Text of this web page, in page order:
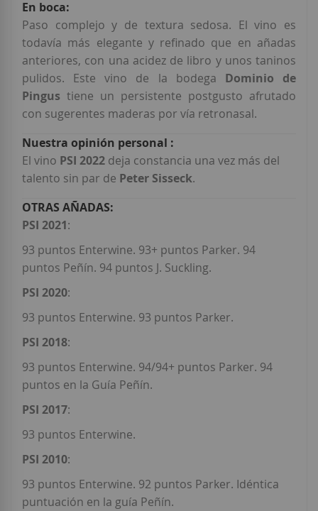
Paso complejo y de textura sedosa. El vino es
todavía más elegante y refinado que en añadas
anteriores, con una acidez de libro y unos taninos
pulidos. Este vino de la bodega Dominio de
Pingus tiene un persistente postgusto afrutado
con sugerentes maderas por vía retronasal.
El vino PSI 2022 deja constancia una vez más del
talento sin par de Peter Sisseck.
PSI 2021:
93 puntos Enterwine. 93+ puntos Parker. 94
puntos Peñín. 94 puntos J. Suckling.
PSI 2020:
93 puntos Enterwine. 93 puntos Parker.
PSI 2018:
93 puntos Enterwine. 94/94+ puntos Parker. 94
puntos en la Guía Peñín.
PSI 2017:
93 puntos Enterwine.
PSI 2010:
93 puntos Enterwine. 92 puntos Parker. Idéntica
puntuación en la guía Peñín.